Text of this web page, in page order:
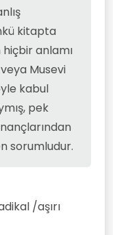
kitapta
hiçbir anlamı
Musevi
kabul
pek
sorumludur.
/aşırı